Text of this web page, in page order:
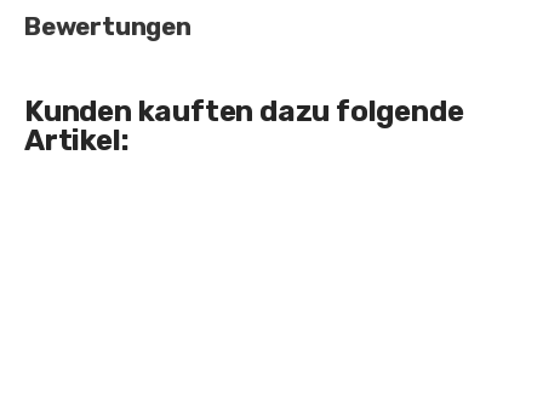
Bewertungen
Kunden kauften dazu folgende
Artikel: